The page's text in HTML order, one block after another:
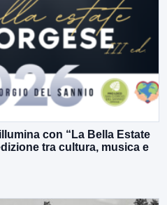
con “La Bella Estate
tra cultura, musica e